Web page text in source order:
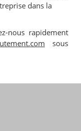
dans la
nous rapidement
sous